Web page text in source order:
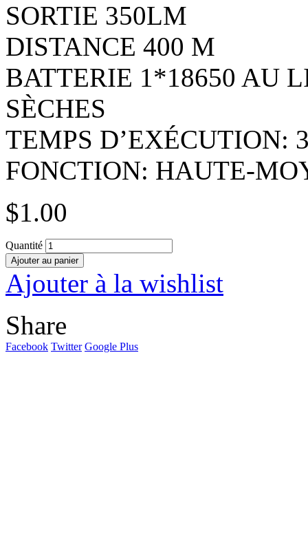
SORTIE 350LM
DISTANCE 400 M
BATTERIE 1*18650 AU
SÈCHES
TEMPS D’EXÉCUTION:
FONCTION: HAUTE-
$1.00
Quantité
Ajouter au panier
Ajouter à la wishlist
Share
Facebook Twitter Google Plus